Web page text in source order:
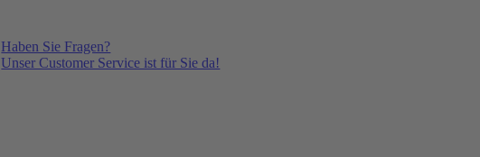
Haben Sie Fragen?
Unser Customer Service ist für Sie da!